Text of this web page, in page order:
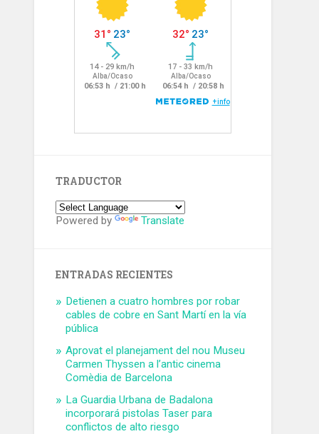
TRADUCTOR
Powered by Translate
ENTRADAS RECIENTES
Detienen a cuatro hombres por robar
cables de cobre en Sant Martí en la vía
pública
Aprovat el planejament del nou Museu
Carmen Thyssen a l’antic cinema
Comèdia de Barcelona
La Guardia Urbana de Badalona
incorporará pistolas Taser para
conflictos de alto riesgo